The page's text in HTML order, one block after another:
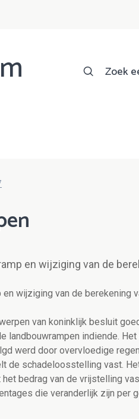
Zoek
en wijziging van de
en wijziging van de berekening
van koninklijk besluit
landbouwrampen indiende.
werd door overvloedige
de schadeloosstelling vast.
bedrag van de vrijstelling
die veranderlijk zijn per